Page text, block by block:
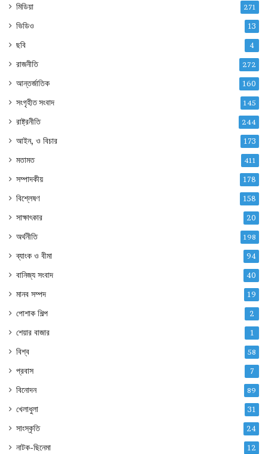
মিডিয়া 271
ভিডিও 13
ছবি 4
রাজনীতি 272
আন্তর্জাতিক 160
সংগৃহীত সংবাদ 145
রাষ্ট্রনীতি 244
আইন, ও বিচার 173
মতামত 411
সম্পাদকীয় 178
বিশ্লেষণ 158
সাক্ষাৎকার 20
অর্থনীতি 198
ব্যাংক ও বীমা 94
বানিজ্য সংবাদ 40
মানব সম্পদ 19
পোশাক শিল্প 2
শেয়ার বাজার 1
বিশ্ব 58
প্রবাস 7
বিনোদন 89
খেলাধুলা 31
সাংস্কৃতি 24
নাটক-ছিনেমা 12